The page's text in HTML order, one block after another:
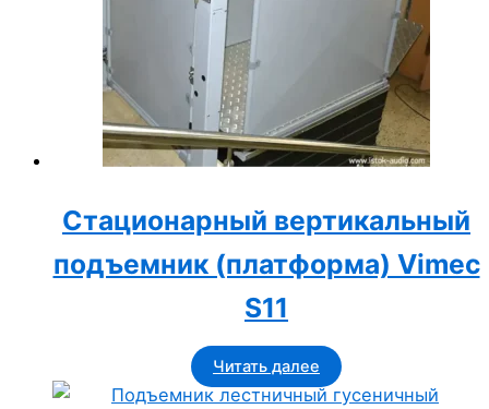
Стационарный вертикальный
подъемник (платформа) Vimec
S11
Читать далее